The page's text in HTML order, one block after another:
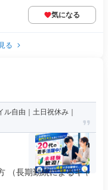
気になる
る
自由｜土日祝休み｜
（長期勤続によるキャ